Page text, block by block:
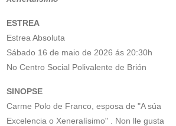
ESTREA
Estrea Absoluta
Sábado 16 de maio de 2026 ás 20:30h
No Centro Social Polivalente de Brión
SINOPSE
Carme Polo de Franco, esposa de "A súa
Excelencia o Xeneralísimo" . Non lle gusta